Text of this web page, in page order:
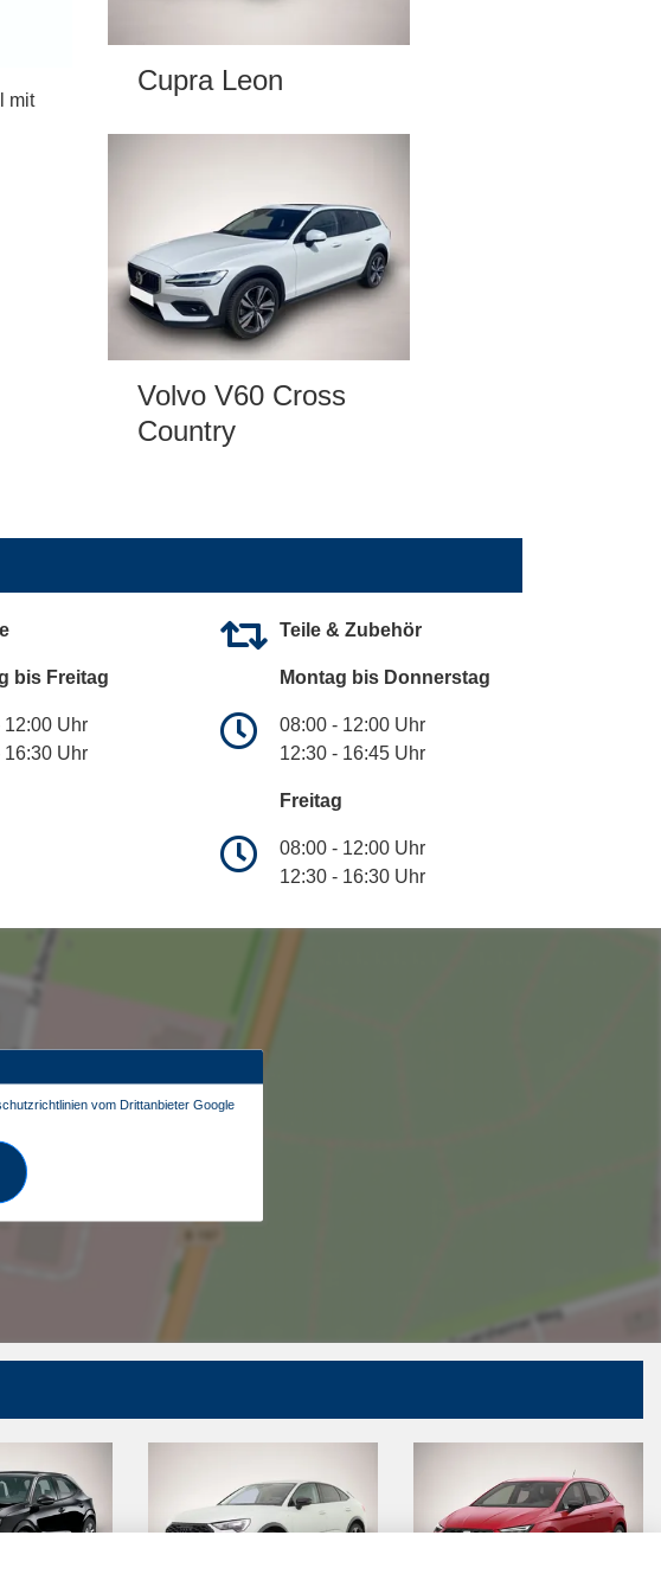
mit
Cupra Leon
Volvo V60 Cross
Country
bis Freitag
12:00 Uhr
16:30 Uhr
Teile & Zubehör
Montag bis Donnerstag
08:00 - 12:00 Uhr
12:30 - 16:45 Uhr
Freitag
08:00 - 12:00 Uhr
12:30 - 16:30 Uhr
vom Drittanbieter Google